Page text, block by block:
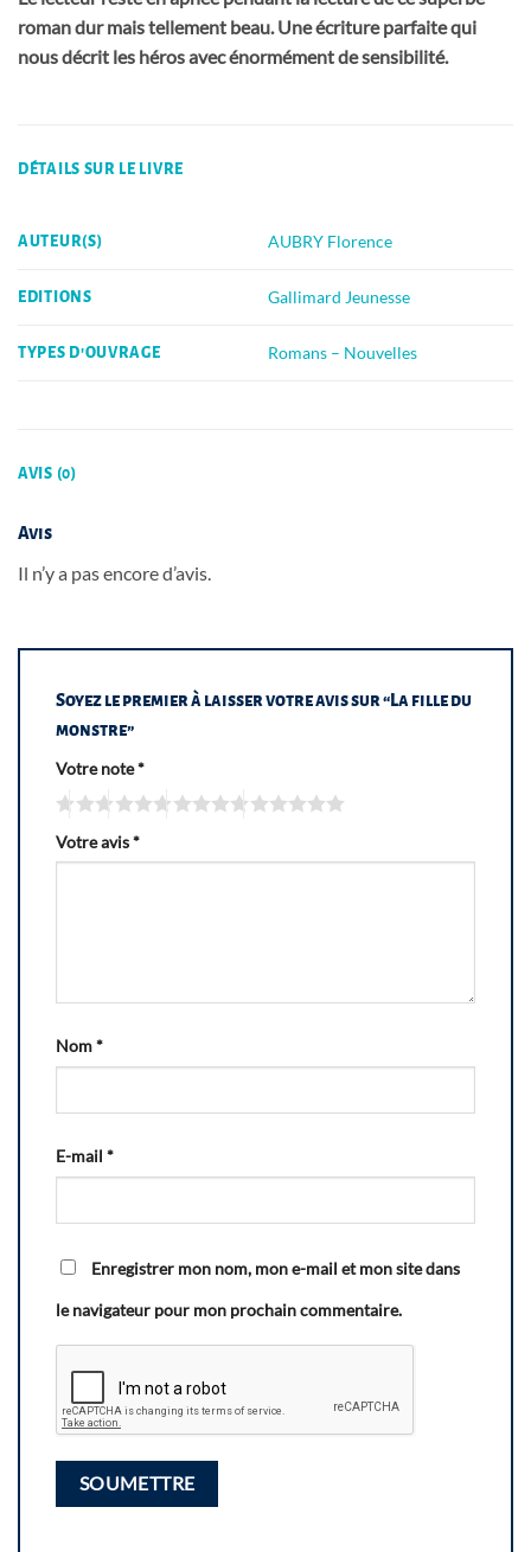
roman dur mais tellement beau. Une écriture parfaite qui
nous décrit les héros avec énormément de sensibilité.
DÉTAILS SUR LE LIVRE
AUTEUR(S) AUBRY Florence
EDITIONS Gallimard Jeunesse
TYPES D'OUVRAGE Romans – Nouvelles
AVIS (0)
Avis
Il n’y a pas encore d’avis.
Soyez le premier à laisser votre avis sur “La fille du
monstre”
Votre note*
Votre avis*
Nom*
E-mail *
Enregistrer mon nom, mon e-mail et mon site dans
le navigateur pour mon prochain commentaire.